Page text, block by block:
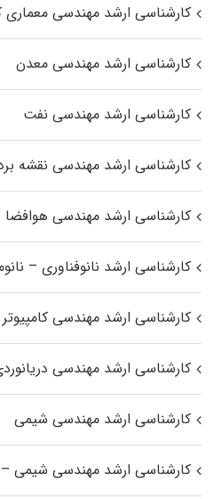
کارشناسی ارشد مهندسی
کارشناسی ارشد مهندسی معدن
کارشناسی ارشد مهندسی نفت
کارشناسی ارشد مهندسی نقشه
کارشناسی ارشد مهندسی هوافضا
کارشناسی ارشد نانوفناوری –
کارشناسی ارشد مهندسی کامپیوتر
کارشناسی ارشد مهندسی
کارشناسی ارشد مهندسی شیمی
کارشناسی ارشد مهندسی شیمی –